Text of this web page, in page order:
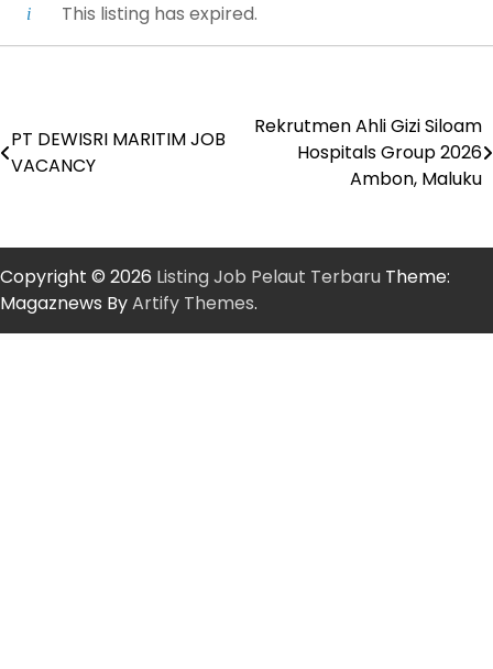
This listing has expired.
Post
navigation
PT DEWISRI MARITIM JOB
VACANCY
Rekrutmen Ahli Gizi Siloam
Hospitals Group 2026
Ambon, Maluku
Copyright © 2026 Listing Job Pelaut Terbaru Theme:
Magaznews ByArtify Themes.